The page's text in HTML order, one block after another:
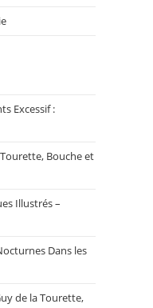
Excessif :
Bouche et
Illustrés –
Dans les
de la Tourette,